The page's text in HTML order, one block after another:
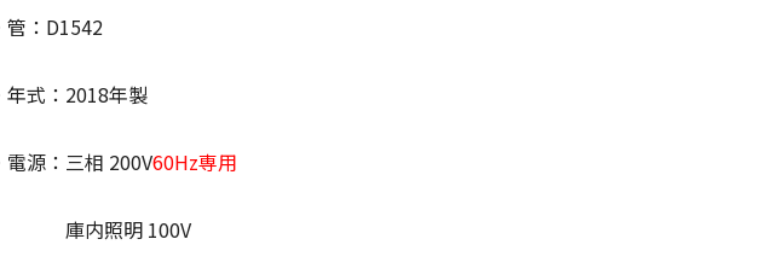
管：D1542
年式：2018年製
電源：三相 200V60Hz専用
庫内照明 100V